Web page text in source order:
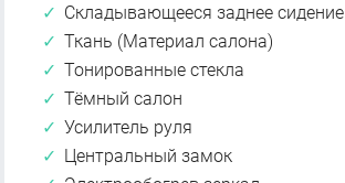
Складывающееся заднее сидение
Ткань (Материал салона)
Тонированные стекла
Тёмный салон
Усилитель руля
Центральный замок